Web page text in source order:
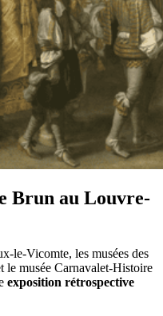
Brun au Louvre-
le-Vicomte, les musées des
le musée Carnavalet-Histoire
exposition rétrospective